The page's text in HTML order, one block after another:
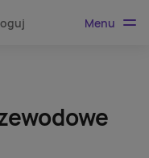
Menu